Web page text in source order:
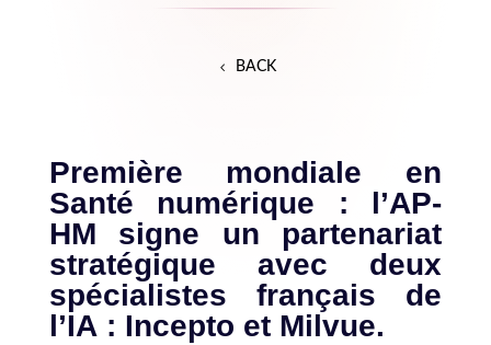
BACK
Première mondiale en
Santé numérique : l’AP-
HM signe un partenariat
stratégique avec deux
spécialistes français de
l’IA : Incepto et Milvue.